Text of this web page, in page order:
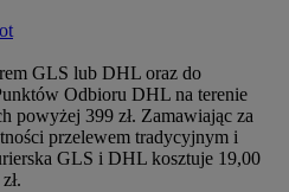
GLS lub DHL oraz do
Odbioru DHL na terenie
powyżej 399 zł. Zamawiając za
przelewem tradycyjnym i
GLS i DHL kosztuje 19,00